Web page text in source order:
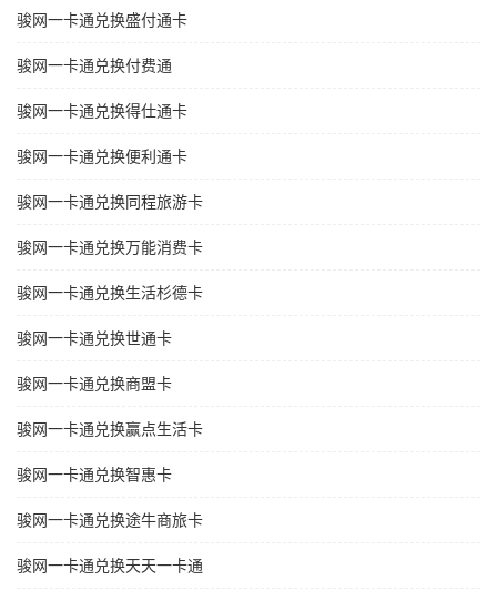
骏网一卡通兑换盛付通卡
骏网一卡通兑换付费通
骏网一卡通兑换得仕通卡
骏网一卡通兑换便利通卡
骏网一卡通兑换同程旅游卡
骏网一卡通兑换万能消费卡
骏网一卡通兑换生活杉德卡
骏网一卡通兑换世通卡
骏网一卡通兑换商盟卡
骏网一卡通兑换赢点生活卡
骏网一卡通兑换智惠卡
骏网一卡通兑换途牛商旅卡
骏网一卡通兑换天天一卡通